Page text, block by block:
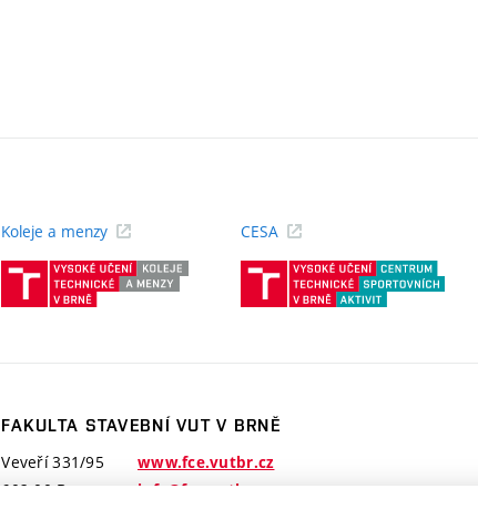
Koleje a menzy
(externí
CESA
FAKULTA STAVEBNÍ VUT V BRNĚ
Veveří 331/95
602 00 Brno
www.fce.vutbr.cz
info@fce.vutbr.cz